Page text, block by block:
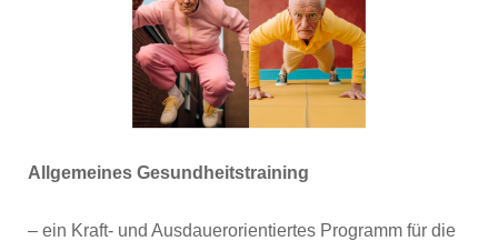
Allgemeines Gesundheitstraining
– ein Kraft- und Ausdauerorientiertes Programm für die